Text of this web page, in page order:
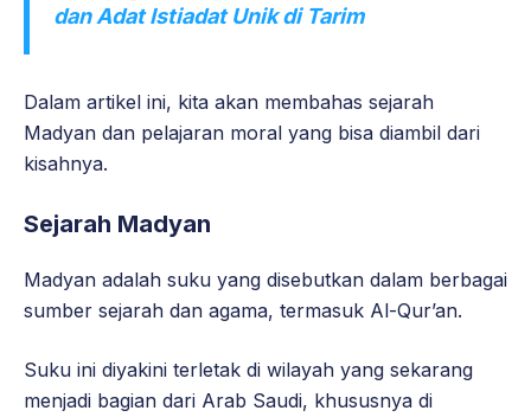
dan Adat Istiadat Unik di Tarim
Dalam artikel ini, kita akan membahas sejarah
Madyan dan pelajaran moral yang bisa diambil dari
kisahnya.
Sejarah Madyan
Madyan adalah suku yang disebutkan dalam berbagai
sumber sejarah dan agama, termasuk Al-Qur’an.
Suku ini diyakini terletak di wilayah yang sekarang
menjadi bagian dari Arab Saudi, khususnya di